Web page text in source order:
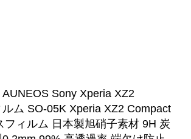
Sony Xperia XZ2
ム SO-05K Xperia XZ2 Compact
フィルム 日本製旭硝子素材 9H 炭